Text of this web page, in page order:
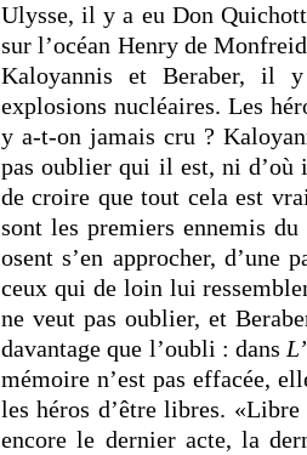
Ulysse, il y a eu Don
sur l’océan Henry de
Kaloyannis et Beraber, il
explosions nucléaires. Les
y a-t-on jamais cru ?
pas oublier qui il est, ni
de croire que tout cela est
sont les premiers ennemis
osent s’en approcher, d’une
ceux qui de loin lui
ne veut pas oublier, et
davantage que l’oubli : dans
mémoire n’est pas effacée,
les héros d’être libres.
encore le dernier acte, la